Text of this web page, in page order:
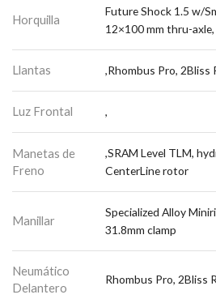
Horquilla
Future Shock 1.5 w/
12×100 mm thru-
Llantas ,Rhombus Pro, 2Bliss
Luz Frontal ,
Manetas de
Freno
,SRAM Level TLM,
CenterLine rotor
Manillar
Specialized Alloy
31.8mm clamp
Neumático
Delantero
Rhombus Pro, 2Bliss